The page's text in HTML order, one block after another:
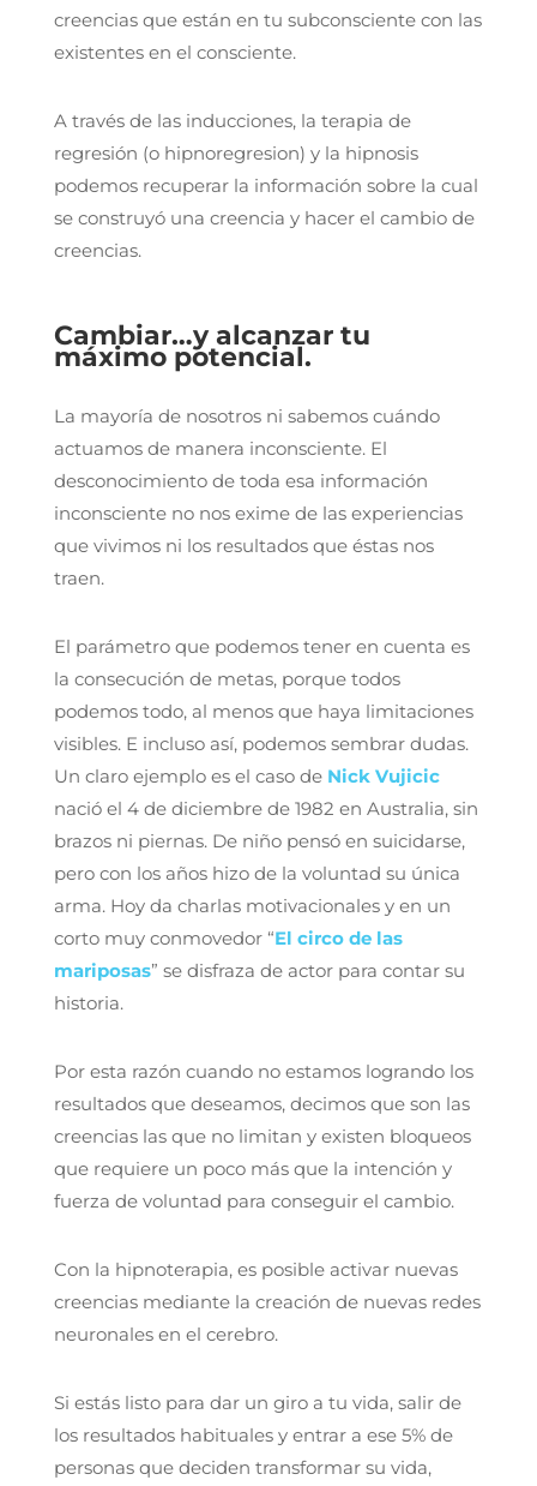
creencias que están en tu subconsciente con las
existentes en el consciente.
A través de las inducciones, la terapia de
regresión (o hipnoregresion) y la hipnosis
podemos recuperar la información sobre la cual
se construyó una creencia y hacer el cambio de
creencias.
Cambiar…y alcanzar tu
máximo potencial.
La mayoría de nosotros ni sabemos cuándo
actuamos de manera inconsciente. El
desconocimiento de toda esa información
inconsciente no nos exime de las experiencias
que vivimos ni los resultados que éstas nos
traen.
El parámetro que podemos tener en cuenta es
la consecución de metas, porque todos
podemos todo, al menos que haya limitaciones
visibles. E incluso así, podemos sembrar dudas.
Un claro ejemplo es el caso de Nick Vujicic
nació el 4 de diciembre de 1982 en Australia, sin
brazos ni piernas. De niño pensó en suicidarse,
pero con los años hizo de la voluntad su única
arma. Hoy da charlas motivacionales y en un
corto muy conmovedor “El circo de las
mariposas” se disfraza de actor para contar su
historia.
Por esta razón cuando no estamos logrando los
resultados que deseamos, decimos que son las
creencias las que no limitan y existen bloqueos
que requiere un poco más que la intención y
fuerza de voluntad para conseguir el cambio.
Con la hipnoterapia, es posible activar nuevas
creencias mediante la creación de nuevas redes
neuronales en el cerebro.
Si estás listo para dar un giro a tu vida, salir de
los resultados habituales y entrar a ese 5% de
personas que deciden transformar su vida,